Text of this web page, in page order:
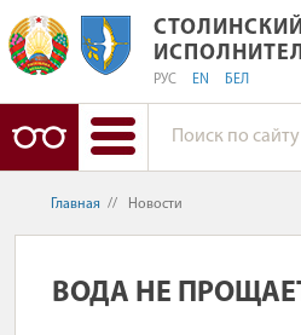
РУС EN БЕЛ
Главная // Новости
ВОДА НЕ